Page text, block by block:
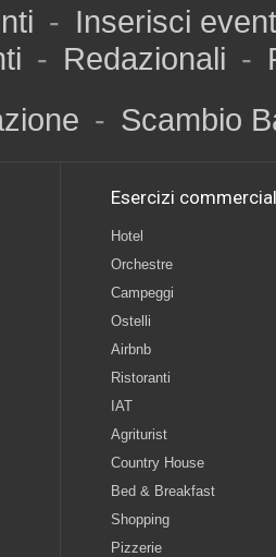
- Inserisci
- Redazionali -
- Scambio
Esercizi
Hotel
Orchestre
Campeggi
Ostelli
Airbnb
Ristoranti
IAT
Agriturist
Country House
Bed & Breakfast
Shopping
Pizzerie